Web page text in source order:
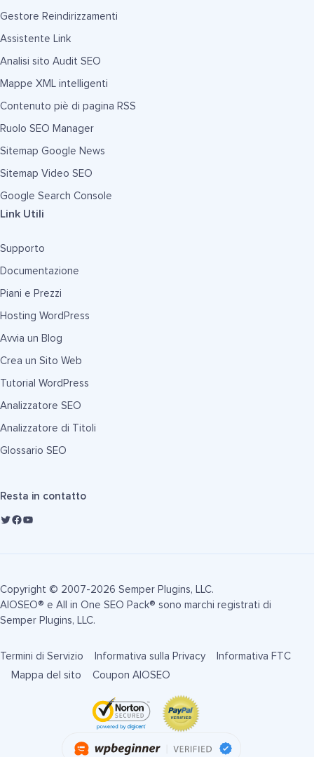
Gestore Reindirizzamenti
Assistente Link
Analisi sito Audit SEO
Mappe XML intelligenti
Contenuto piè di pagina RSS
Ruolo SEO Manager
Sitemap Google News
Sitemap Video SEO
Google Search Console
Link Utili
Supporto
Documentazione
Piani e Prezzi
Hosting WordPress
Avvia un Blog
Crea un Sito Web
Tutorial WordPress
Analizzatore SEO
Analizzatore di Titoli
Glossario SEO
Resta in contatto
Copyright © 2007-2026 Semper Plugins, LLC.
AIOSEO® e All in One SEO Pack® sono marchi registrati di
Semper Plugins, LLC.
Termini di Servizio Informativa sulla Privacy
Informativa FTC
Mappa del sito
Coupon AIOSEO